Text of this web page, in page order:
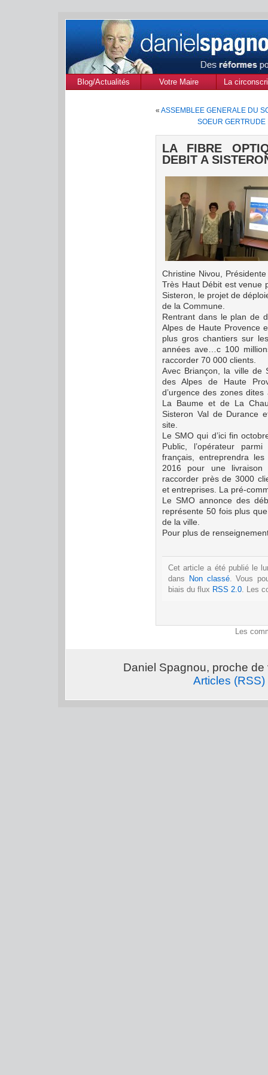
Blog/Actualités Votre Maire
La
« ASSEMBLEE GENERALE DU
SOEUR GERTRUDE
LA FIBRE
DEBIT A
Christine Nivou,
Très Haut Débit est venue
Sisteron, le projet de
de la Commune.
Rentrant dans le plan de
Alpes de Haute Provence
plus gros chantiers sur
années ave …c 100
raccorder 70 000 clients.
Avec Briançon, la ville de
des Alpes de Haute
d’urgence des zones
La Baume et de La
Sisteron Val de Durance
site.
Le SMO qui d’ici fin
Public, l’opérateur
français, entreprendra
2016 pour une livraison
raccorder près de 3000
et entreprises. La pré-
Le SMO annonce des
représente 50 fois plus
de la ville.
Pour plus de
Cet article a été publié le
dans
Non classé. Vous
biais du flux RSS 2.0. Les
Les
Daniel Spagnou, proche
Articles (RSS)